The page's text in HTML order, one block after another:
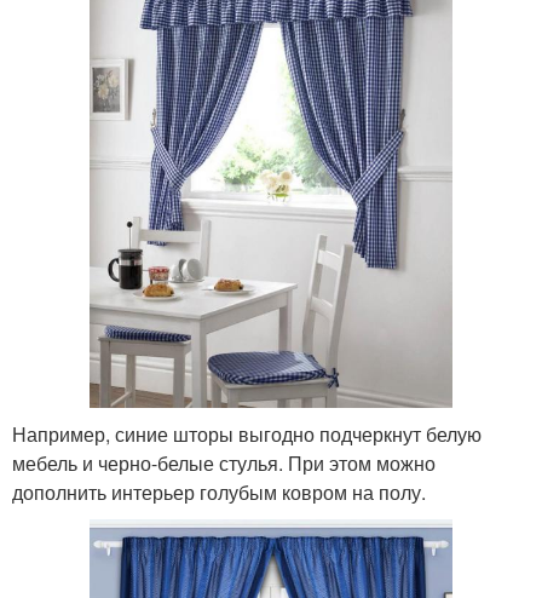
Например, синие шторы выгодно подчеркнут белую
мебель и черно-белые стулья. При этом можно
дополнить интерьер голубым ковром на полу.